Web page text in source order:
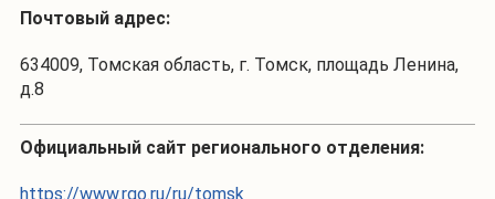
Почтовый адрес:
634009, Томская область, г. Томск, площадь Ленина,
д.8
Официальный сайт регионального отделения:
https://www.rgo.ru/ru/tomsk